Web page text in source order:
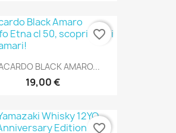
BLACK AMARO...
19,00 €
favorite_border
favorite_border